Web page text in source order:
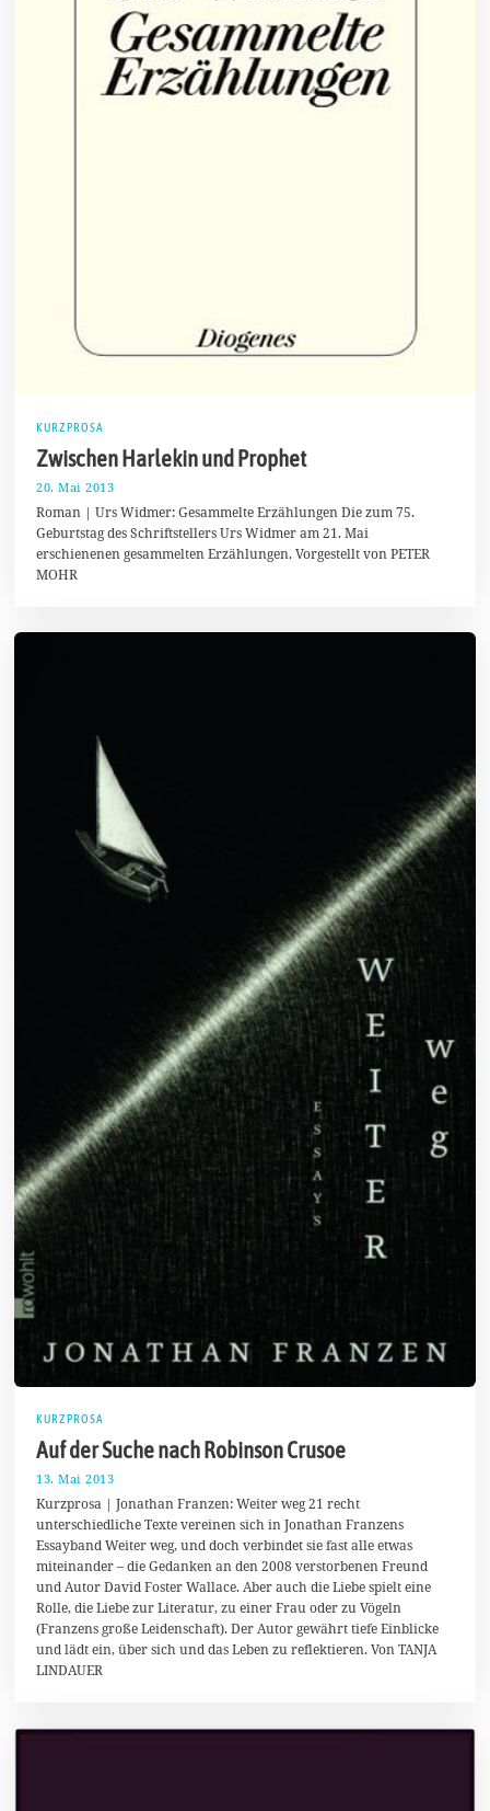
KURZPROSA
Zwischen Harlekin und Prophet
20. Mai 2013
A
p
r
1
Roman | Urs Widmer: Gesammelte Erzählungen Die zum 75.
Geburtstag des Schriftstellers Urs Widmer am 21. Mai
erschienenen gesammelten Erzählungen. Vorgestellt von PETER
MOHR
KURZPROSA
Auf der Suche nach Robinson Crusoe
13. Mai 2013
.
D
e
m
b
e
2
Kurzprosa | Jonathan Franzen: Weiter weg 21 recht
unterschiedliche Texte vereinen sich in Jonathan Franzens
Essayband Weiter weg, und doch verbindet sie fast alle etwas
miteinander – die Gedanken an den 2008 verstorbenen Freund
und Autor David Foster Wallace. Aber auch die Liebe spielt eine
Rolle, die Liebe zur Literatur, zu einer Frau oder zu Vögeln
(Franzens große Leidenschaft). Der Autor gewährt tiefe Einblicke
und lädt ein, über sich und das Leben zu reflektieren. Von TANJA
LINDAUER